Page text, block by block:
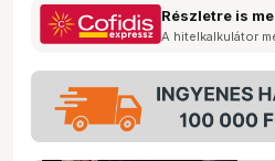
Részletre is
A hitelkalkulátor